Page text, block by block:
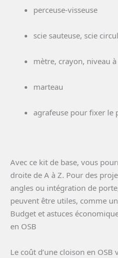
perceuse-visseuse
scie sauteuse, scie
mètre, crayon, niveau
marteau
agrafeuse pour fixer le
Avec ce kit de base, vous
droite de A à Z. Pour des
angles ou intégration de
peuvent être utiles, comme
Budget et astuces
en OSB
Le coût d’une cloison en